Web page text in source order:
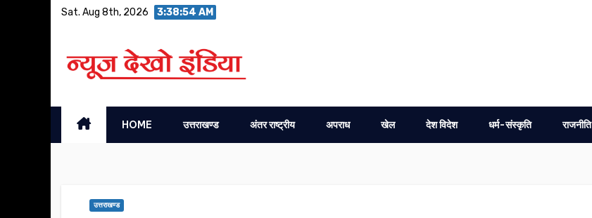
Sat. Aug 8th, 2026 3:38:55 AM
HOME उत्तराखण्ड अंतर राष्ट्रीय अपराध खेल देश विदेश धर्म-संस्कृति राजनीति
उत्तराखण्ड